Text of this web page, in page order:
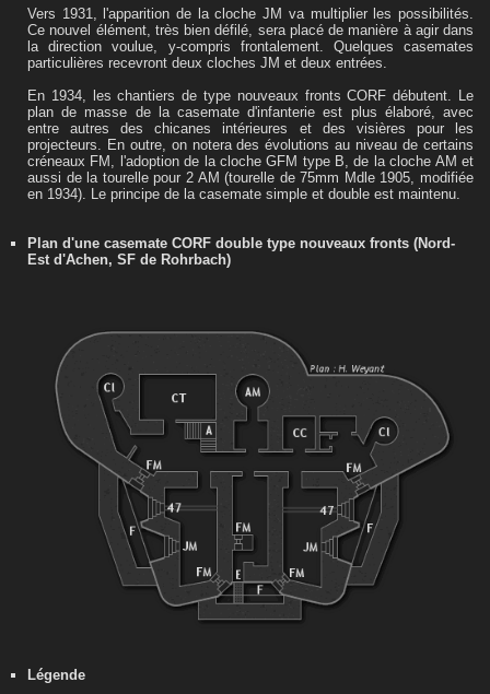
Vers 1931, l'apparition de la cloche JM va multiplier les possibilités.
Ce nouvel élément, très bien défilé, sera placé de manière à agir dans
la direction voulue, y-compris frontalement. Quelques casemates
particulières recevront deux cloches JM et deux entrées.
En 1934, les chantiers de type nouveaux fronts CORF débutent. Le
plan de masse de la casemate d'infanterie est plus élaboré, avec
entre autres des chicanes intérieures et des visières pour les
projecteurs. En outre, on notera des évolutions au niveau de certains
créneaux FM, l'adoption de la cloche GFM type B, de la cloche AM et
aussi de la tourelle pour 2 AM (tourelle de 75mm Mdle 1905, modifiée
en 1934). Le principe de la casemate simple et double est maintenu.
Plan d'une casemate CORF double type nouveaux fronts (Nord-
Est d'Achen, SF de Rohrbach)
Légende